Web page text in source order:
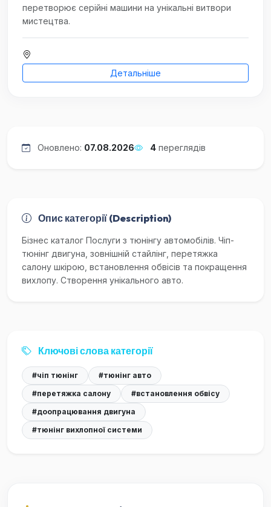
перетворює серійні машини на унікальні витвори
мистецтва.
Детальніше
Оновлено: 07.08.2026 4 переглядів
Опис категорії (Description)
Бізнес каталог Послуги з тюнінгу автомобілів. Чіп-
тюнінг двигуна, зовнішній стайлінг, перетяжка
салону шкірою, встановлення обвісів та покращення
вихлопу. Створення унікального авто.
Ключові слова категорії
#чіп тюнінг
#тюнінг авто
#перетяжка салону
#встановлення обвісу
#доопрацювання двигуна
#тюнінг вихлопної системи